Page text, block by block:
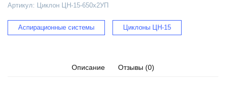
Артикул: Циклон ЦН-15-650х2УП
Аспирационные системы Циклоны ЦН-15
Описание Отзывы (0)